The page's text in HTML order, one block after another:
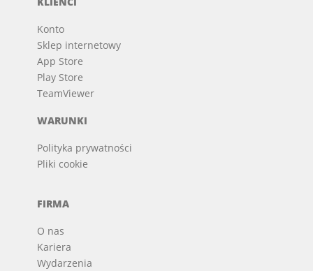
Konto
Sklep internetowy
App Store
Play Store
TeamViewer
WARUNKI
Polityka prywatności
Pliki cookie
FIRMA
O nas
Kariera
Wydarzenia